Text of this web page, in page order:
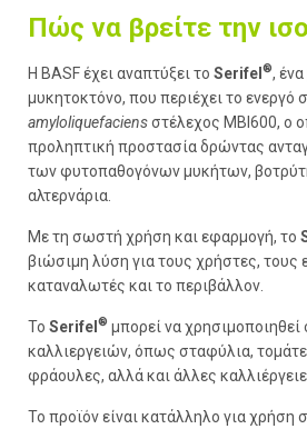
Πώς να βρείτε την
Η BASF έχει αναπτύξει το Serifel ®,
μυκητοκτόνο, που περιέχει το ενεργό
amyloliquefaciensστέλεχος MBI600, ο
προληπτική προστασία δρώντας
των φυτοπαθογόνων μυκήτων,
αλτερνάρια.
Με τη σωστή χρήση και εφαρμογή, το
βιώσιμη λύση για τους χρήστες, τους
καταναλωτές και το περιβάλλον.
Το Serifel ® μπορεί να
καλλιεργειών, όπως σταφύλια,
φράουλες, αλλά και άλλες
Το προϊόν είναι κατάλληλο για χρήση